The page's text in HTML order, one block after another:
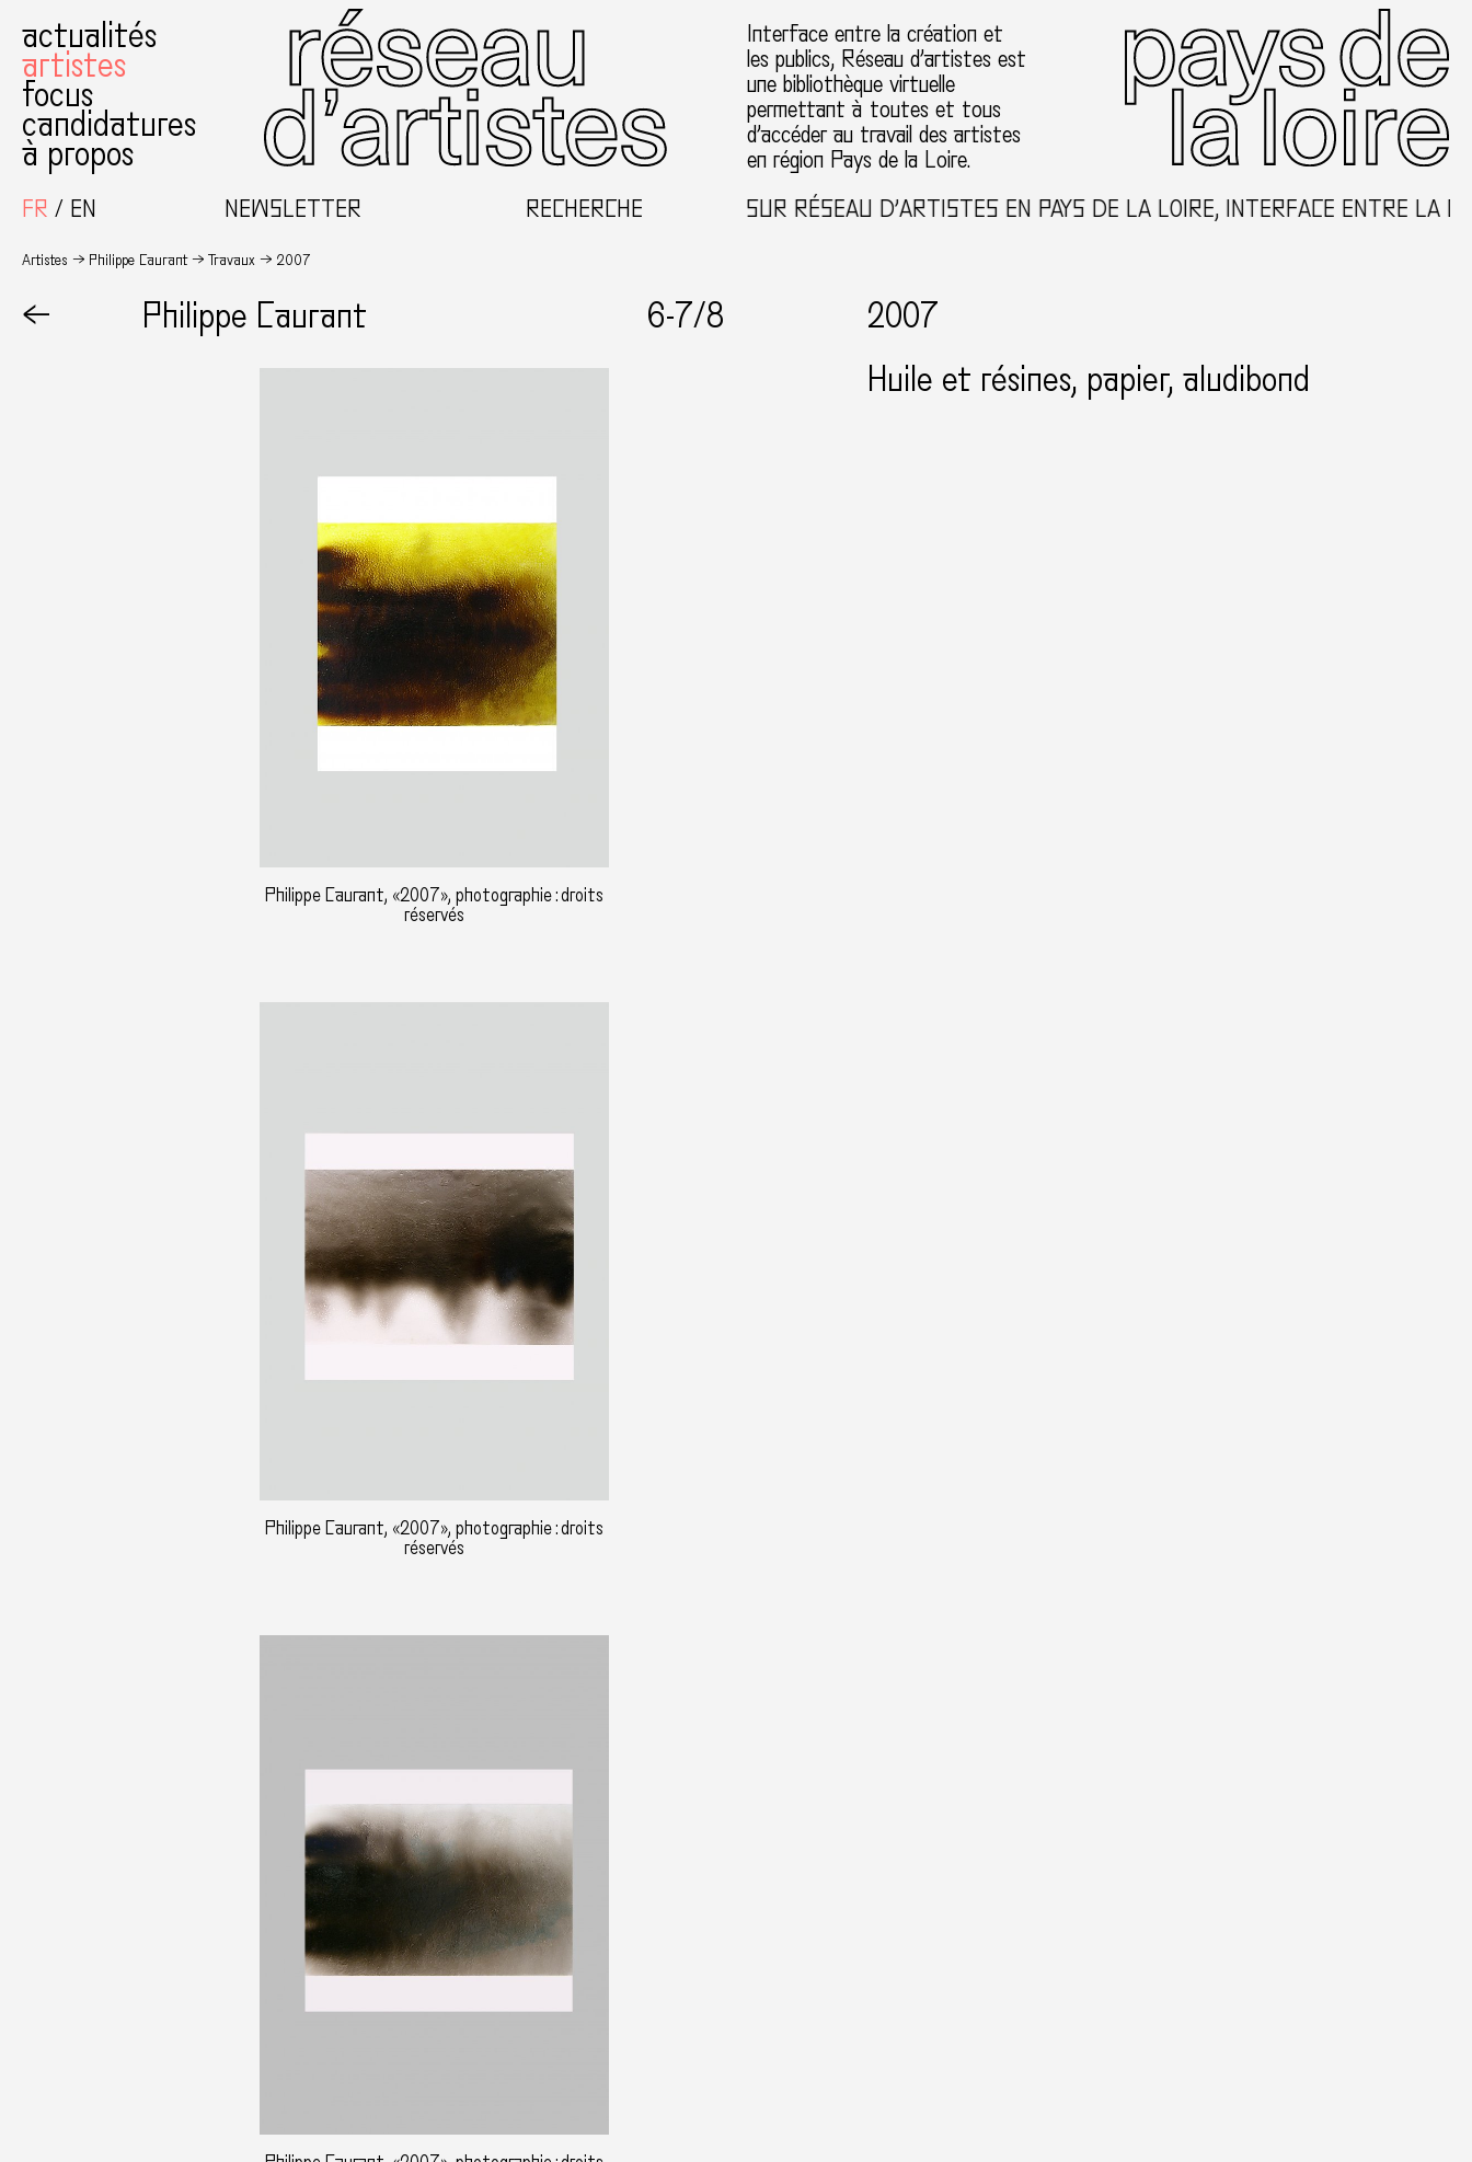
actualités
artistes
focus
candidatures
à propos
Interface entre la création et
les publics, Réseau d’artistes est
une bibliothèque virtuelle
permettant à toutes et tous
d’accéder au travail des artistes
en région Pays de la Loire.
FR
EN NEWSLETTER RECHERCHEBIENVENUE SUR RÉSEAU D’ARTISTES EN PAYS DE LA LOIRE, INTERFACE ENTRE LA
Artistes Philippe Caurant Travaux 2007
← Philippe Caurant 6-7/8
Philippe Caurant, «2007», photographie : droits
réservés
Philippe Caurant, «2007», photographie : droits
réservés
2007
Huile et résines, papier, aludibond